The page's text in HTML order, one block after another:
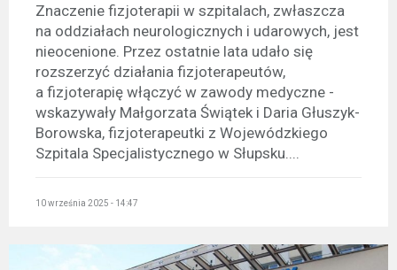
Znaczenie fizjoterapii w szpitalach, zwłaszcza
na oddziałach neurologicznych i udarowych, jest
nieocenione. Przez ostatnie lata udało się
rozszerzyć działania fizjoterapeutów,
a fizjoterapię włączyć w zawody medyczne -
wskazywały Małgorzata Świątek i Daria Głuszyk-
Borowska, fizjoterapeutki z Wojewódzkiego
Szpitala Specjalistycznego w Słupsku....
10 września 2025 - 14:47